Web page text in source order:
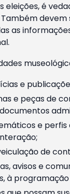
eleições, é
as
e
e peças de
e perfis
de
avisos e
à